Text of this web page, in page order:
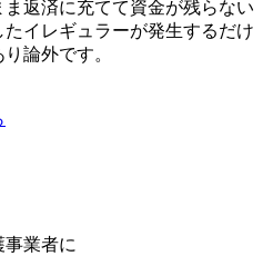
返済に充てて資金が残らない
イレギュラーが発生するだけ
論外です。
業者に